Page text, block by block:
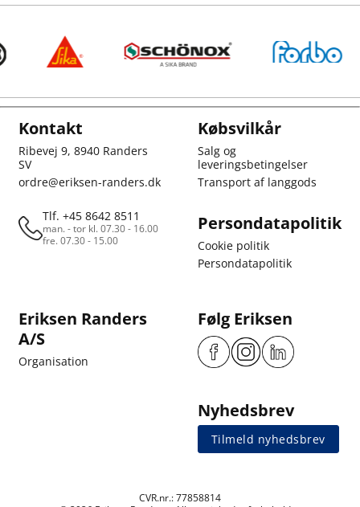
Kontakt
Ribevej 9, 8940 Randers
SV
ordre@eriksen-randers.dk
Tlf. +45 8642 8511
man. - tor kl. 07.30 - 16.00
fre. 07.30 - 15.00
Købsvilkår
Salg og
leveringsbetingelser
Transport af langgods
Persondatapolitik
Cookie politik
Persondatapolitik
Eriksen Randers
A/S
Organisation
Følg Eriksen
Nyhedsbrev
Tilmeld nyhedsbrev
CVR.nr.: 77858814